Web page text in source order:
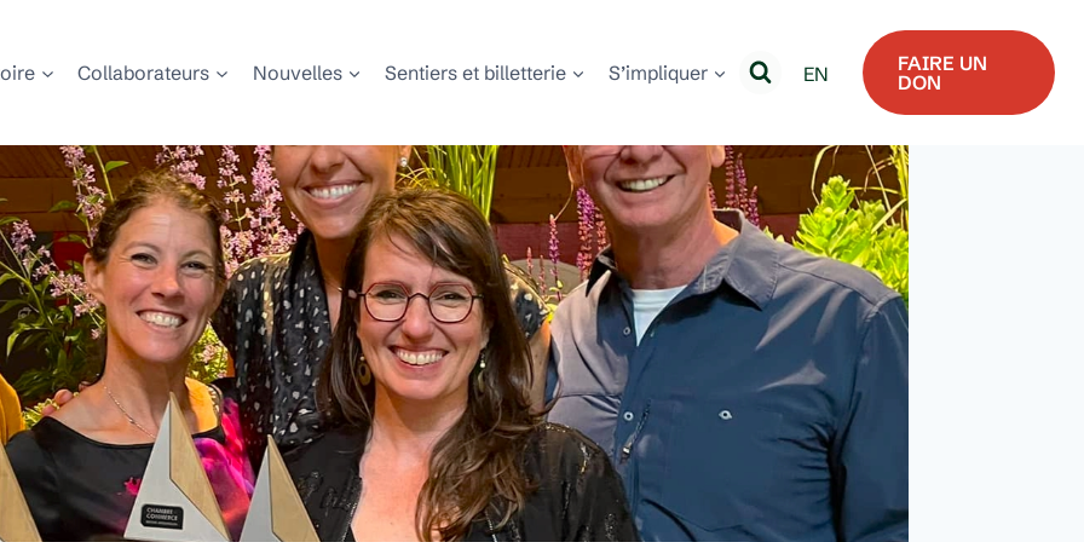
Collaborateurs Nouvelles Sentiers et billetterie S’impliquer EN
FAIRE UN
DON